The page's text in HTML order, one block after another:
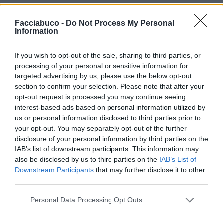
Facciabuco - Do Not Process My Personal
Information
If you wish to opt-out of the sale, sharing to third parties, or
processing of your personal or sensitive information for
targeted advertising by us, please use the below opt-out
section to confirm your selection. Please note that after your
opt-out request is processed you may continue seeing
interest-based ads based on personal information utilized by
us or personal information disclosed to third parties prior to
your opt-out. You may separately opt-out of the further
disclosure of your personal information by third parties on the
IAB’s list of downstream participants. This information may
also be disclosed by us to third parties on the IAB’s List of
Downstream Participants that may further disclose it to other
Personal Data Processing Opt Outs
Chiacchiera
isabel livello 15
8 Agosto
cojoni😂😂😂😂😂